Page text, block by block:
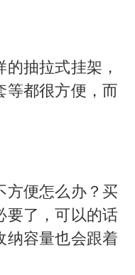
抽拉式挂架，
等都很方便，而
方便怎么办？买
要了，可以的话
纳容量也会跟着